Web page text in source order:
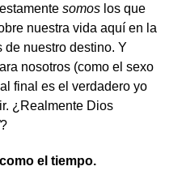
somos los que
nuestra vida aquí en la
de nuestro destino. Y
nosotros (como el sexo
final es el verdadero yo
¿Realmente Dios
?
el tiempo.